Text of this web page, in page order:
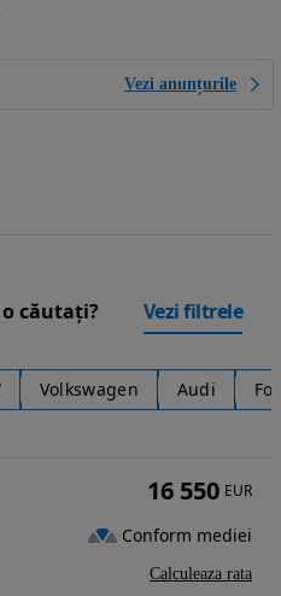
Vezi anunțurile
o căutați? Vezi filtrele
Volkswagen Audi
16 550 EUR
Conform mediei
Calculeaza rata